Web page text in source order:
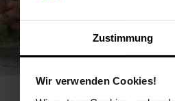
Zustimmung
Wir verwenden Cookies!